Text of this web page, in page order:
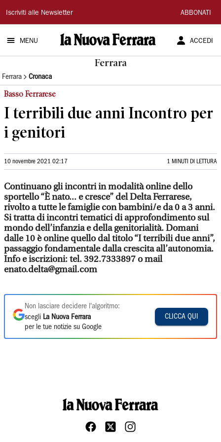
La
Nuova
Ferrara
Iscriviti alle Newsletter ABBONATI
MENU ACCEDI
Ferrara
Ferrara Cronaca
Basso Ferrarese
I terribili due anni Incontro per
i genitori
10 novembre 2021 02:17 1 MINUTI DI LETTURA
Continuano gli incontri in modalità online dello
sportello “È nato... e cresce” del Delta Ferrarese,
rivolto a tutte le famiglie con bambini/e da 0 a 3 anni.
Si tratta di incontri tematici di approfondimento sul
mondo dell’infanzia e della genitorialità. Domani
dalle 10 è online quello dal titolo “I terribili due anni”,
passaggio fondamentale dalla crescita all’autonomia.
Info e iscrizioni: tel. 392.7333897 o mail
enato.delta@gmail.com
Non lasciare decidere l'algoritmo:
scegli La Nuova Ferrara
per le tue notizie su Google
CLICCA QUI